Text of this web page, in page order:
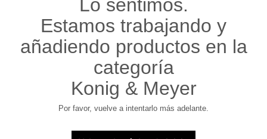
Lo sentimos.
Estamos trabajando y
añadiendo productos en la
categoría
Konig & Meyer
Por favor, vuelve a intentarlo más adelante.